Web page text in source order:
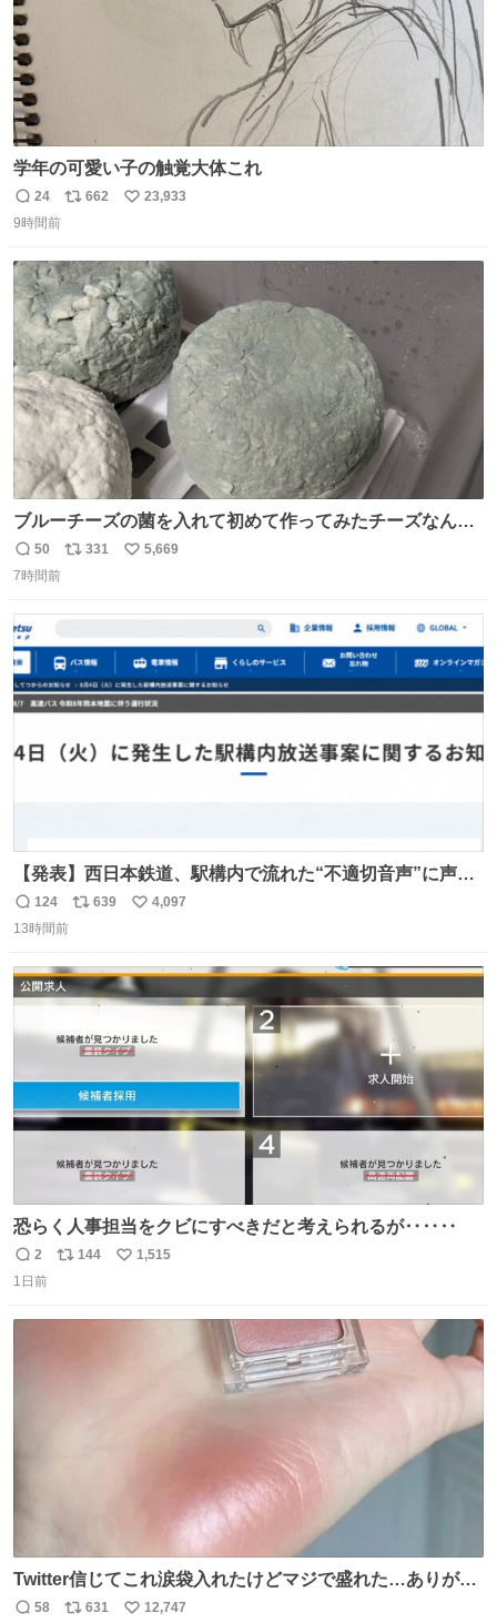
学年の可愛い子の触覚大体これ
返
信
24
リ
ト
数
662
い
数
23,933
9時間前
ブルーチーズの菌を入れて初めて作ってみたチーズなんだ
けど 本能でちょっとヤバいと思っちゃう見た目だな
返
信
50
リ
数
331
い
5,669
7時間前
【発表】西日本鉄道、駅構内で流れた“不適切音声”に声明
「被害届も検討」 news.livedoor.com/article/detail… 4日
に西鉄福岡（天神）駅および薬院駅で発生した駅構内放送
送設備に外部から不正に音声が流された可能性も含めて確
認を実施」と説明した。
返
信
124
リ
ト
数
639
い
数
4,097
13時間前
恐らく人事担当をクビにすべきだと考えられるが‥‥‥
返
信
2
リ
144
い
1,515
1日前
Twitter信じてこれ涙袋入れたけどマジで盛れた…ありがと
う…
返
58
リ
631
い
12,747